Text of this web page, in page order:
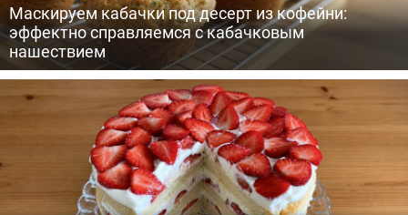
Маскируем кабачки под десерт из кофейни:
эффектно справляемся с кабачковым
нашествием